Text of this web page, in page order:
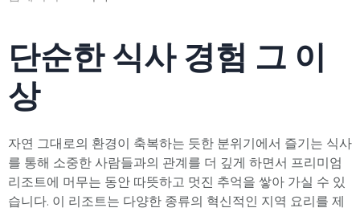
단순한 식사 경험 그 이
상
자연 그대로의 환경이 축복하는 듯한 분위기에서 즐기는 식사
를 통해 소중한 사람들과의 관계를 더 깊게 하면서 프리미엄
리조트에 머무는 동안 따뜻하고 멋진 추억을 쌓아 가실 수 있
습니다. 이 리조트는 다양한 종류의 혁신적인 지역 요리를 제